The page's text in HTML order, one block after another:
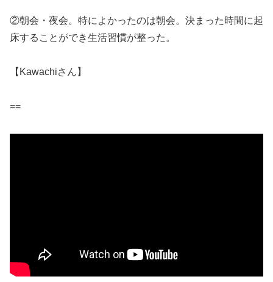
②朝会・夜会。特によかったのは朝会。決まった時間に起
床することができ生活習慣が整った。
【Kawachiさん】
==